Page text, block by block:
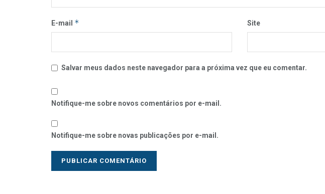
E-mail * Site
Salvar meus dados neste navegador para a próxima vez que eu comentar.
Notifique-me sobre novos comentários por e-mail.
Notifique-me sobre novas publicações por e-mail.